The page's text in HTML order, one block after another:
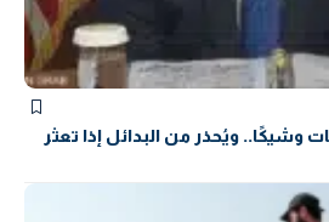
وشيكًا.. ويُحذر من البدائل إذا تعثر